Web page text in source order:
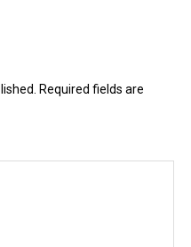
Required fields are